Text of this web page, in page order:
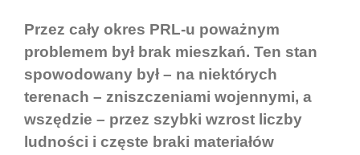
Przez cały okres PRL-u poważnym
problemem był brak mieszkań. Ten stan
spowodowany był – na niektórych
terenach – zniszczeniami wojennymi, a
wszędzie – przez szybki wzrost liczby
ludności i częste braki materiałów